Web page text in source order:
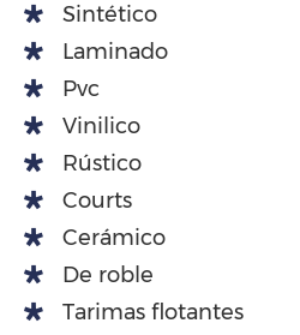
Sintético
Laminado
Pvc
Vinilico
Rústico
Courts
Cerámico
De roble
Tarimas flotantes